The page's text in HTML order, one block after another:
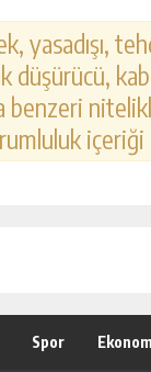
yasadışı,
düşürücü,
benzeri
Spor